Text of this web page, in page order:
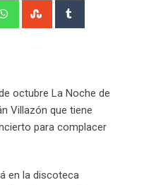
WhatsappStumbleUpon
octubre La Noche de
Villazón que tiene
para complacer
en la discoteca